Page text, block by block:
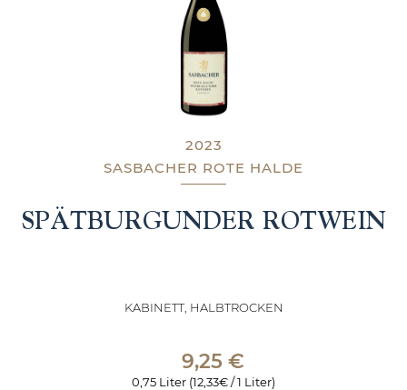
2023
SASBACHER ROTE HALDE
SPÄTBURGUNDER ROTWEIN
KABINETT, HALBTROCKEN
9,25 €
0,75 Liter (12,33€ / 1 Liter)